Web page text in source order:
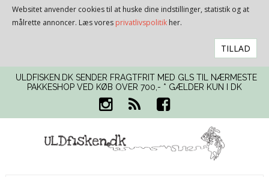
Websitet anvender cookies til at huske dine indstillinger, statistik og at
målrette annoncer. Læs vores privatlivspolitik her.
TILLAD
ULDFISKEN.DK SENDER FRAGTFRIT MED GLS TIL NÆRMESTE
PAKKESHOP VED KØB OVER 700,- * GÆLDER KUN I DK